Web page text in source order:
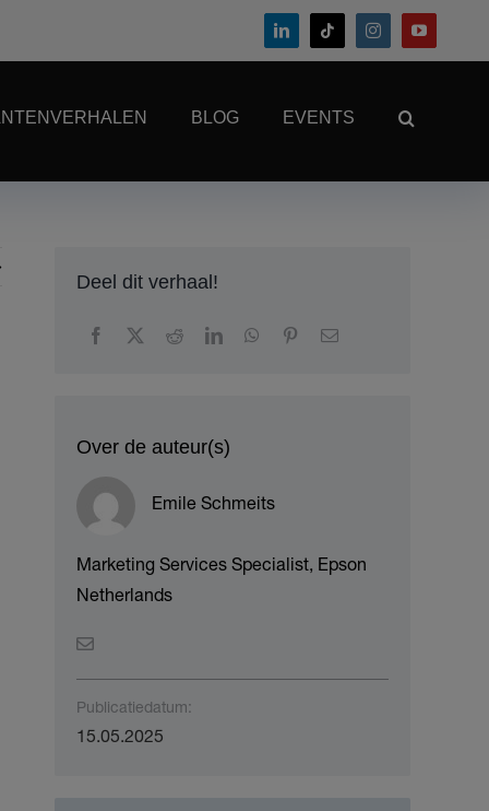
BLOG EVENTS
Deel dit verhaal!
Over de auteur(s)
Emile Schmeits
Marketing Services Specialist, Epson
Netherlands
Publicatiedatum:
15.05.2025